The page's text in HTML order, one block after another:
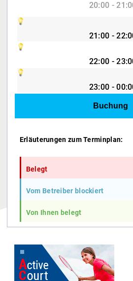
20:00 -
21:00 -
22:00 -
23:00 -
Erläuterungen zum Terminplan:
Belegt
Vom Betreiber blockiert
Von Ihnen belegt